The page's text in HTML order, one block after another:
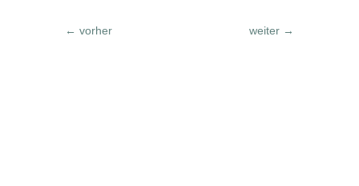
← vorher weiter →